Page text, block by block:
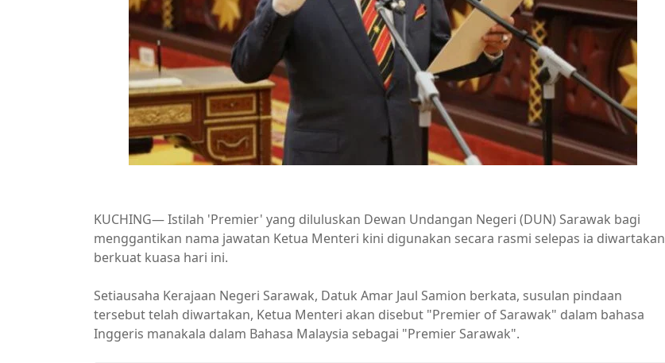
KUCHING— Istilah 'Premier' yang diluluskan Dewan Undangan Negeri (DUN) Sarawak bagi
menggantikan nama jawatan Ketua Menteri kini digunakan secara rasmi selepas ia diwartakan
berkuat kuasa hari ini.
Setiausaha Kerajaan Negeri Sarawak, Datuk Amar Jaul Samion berkata, susulan pindaan
tersebut telah diwartakan, Ketua Menteri akan disebut "Premier of Sarawak" dalam bahasa
Inggeris manakala dalam Bahasa Malaysia sebagai "Premier Sarawak".